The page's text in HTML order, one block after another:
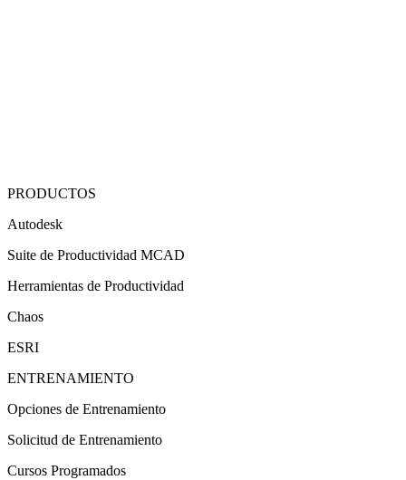
PRODUCTOS
Autodesk
Suite de Productividad MCAD
Herramientas de Productividad
Chaos
ESRI
ENTRENAMIENTO
Opciones de Entrenamiento
Solicitud de Entrenamiento
Cursos Programados